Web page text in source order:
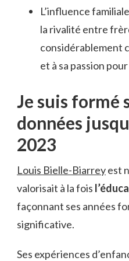
L’influence
la rivalité entre
considérablement
et à sa passion
Je suis formé
données
2023
Louis Bielle-Biarreyest
valorisait à la fois
façonnant ses années
significative.
Ses expériences